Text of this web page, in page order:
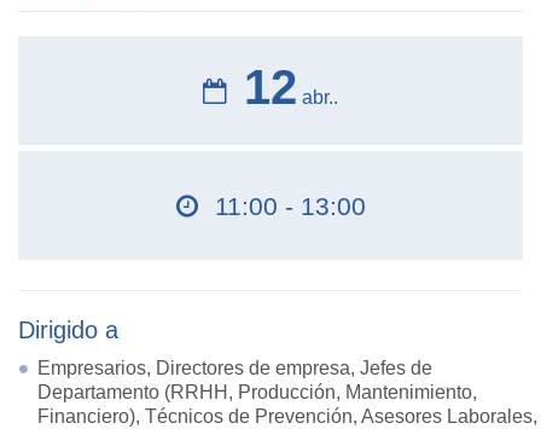
12 abr..
11:00 - 13:00
Dirigido a
Empresarios, Directores de empresa, Jefes de
Departamento (RRHH, Producción, Mantenimiento,
Financiero), Técnicos de Prevención, Asesores Laborales,